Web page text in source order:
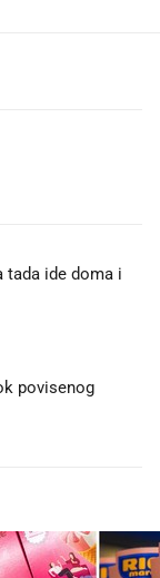
tada ide doma i
povisenog